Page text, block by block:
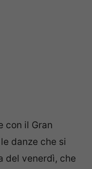
con il Gran
danze che si
del venerdì, che